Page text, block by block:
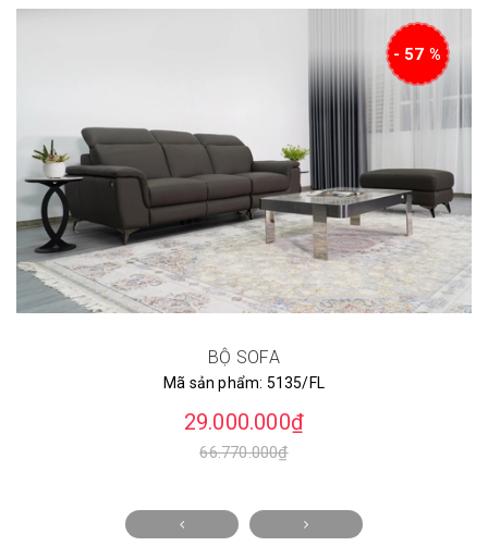
- 57 %
BỘ SOFA
Mã sản phẩm: 5135/FL
29.000.000₫
66.770.000₫